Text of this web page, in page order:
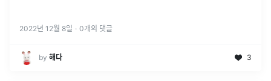
2022년 12월 8일 · 0개의 댓글
by 해다 3